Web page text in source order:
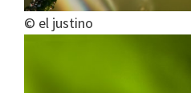
© el justino